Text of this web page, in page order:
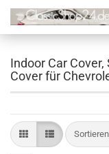
Indoor Car
Cover für